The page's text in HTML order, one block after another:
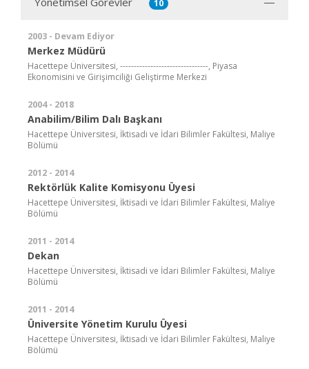
10
2003 - Devam Ediyor
Merkez Müdürü
Hacettepe Üniversitesi, --------------------------------, Piyasa
Ekonomisini ve Girişimciliği Geliştirme Merkezi
2004 - 2018
Anabilim/Bilim Dalı Başkanı
Hacettepe Üniversitesi, İktisadi ve İdari Bilimler Fakültesi, Maliye
Bölümü
2012 - 2014
Rektörlük Kalite Komisyonu Üyesi
Hacettepe Üniversitesi, İktisadi ve İdari Bilimler Fakültesi, Maliye
Bölümü
2011 - 2014
Dekan
Hacettepe Üniversitesi, İktisadi ve İdari Bilimler Fakültesi, Maliye
Bölümü
2011 - 2014
Üniversite Yönetim Kurulu Üyesi
Hacettepe Üniversitesi, İktisadi ve İdari Bilimler Fakültesi, Maliye
Bölümü